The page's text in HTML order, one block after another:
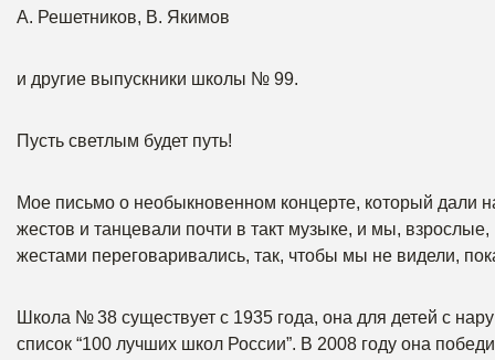
А. Решетников, В. Якимов
и другие выпускники школы № 99.
Пусть светлым будет путь!
Мое письмо о необыкновенном концерте, который
жестов и танцевали почти в такт музыке, и мы,
жестами переговаривались, так, чтобы мы не видели,
Школа № 38 существует с 1935 года, она для детей с
список “100 лучших школ России”. В 2008 году она